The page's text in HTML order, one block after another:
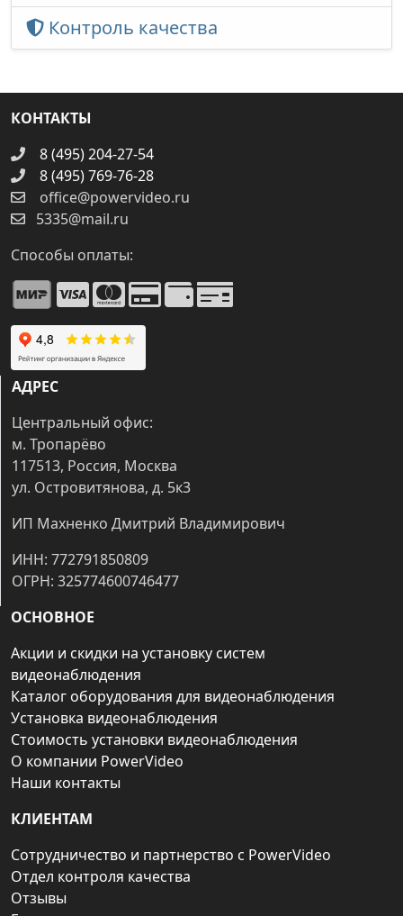
Контроль качества
КОНТАКТЫ
8 (495) 204-27-54
8 (495) 769-76-28
office@powervideo.ru
5335@mail.ru
Способы оплаты:
АДРЕС
Центральный офис:
м. Тропарёво
117513, Россия, Москва
ул. Островитянова, д. 5к3
ИП Махненко Дмитрий Владимирович
ИНН: 772791850809
ОГРН: 325774600746477
ОСНОВНОЕ
Акции и скидки на установку систем
видеонаблюдения
Каталог оборудования для видеонаблюдения
Установка видеонаблюдения
Стоимость установки видеонаблюдения
О компании PowerVideo
Наши контакты
КЛИЕНТАМ
Сотрудничество и партнерство с PowerVideo
Отдел контроля качества
Отзывы